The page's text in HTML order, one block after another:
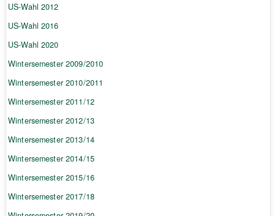
US-Wahl 2012
US-Wahl 2016
US-Wahl 2020
Wintersemester 2009/2010
Wintersemester 2010/2011
Wintersemester 2011/12
Wintersemester 2012/13
Wintersemester 2013/14
Wintersemester 2014/15
Wintersemester 2015/16
Wintersemester 2017/18